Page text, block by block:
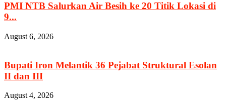
PMI NTB Salurkan Air Besih ke 20 Titik Lokasi di
9...
August 6, 2026
Bupati Iron Melantik 36 Pejabat Struktural Esolan
II dan III
August 4, 2026